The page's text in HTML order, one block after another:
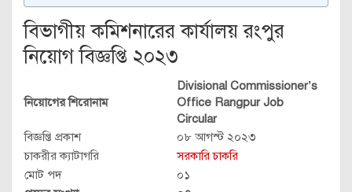
বিভাগীয় কমিশনারের কার্যালয় রংপুর
নিয়োগ বিজ্ঞপ্তি ২০২৩
নিয়োগের শিরোনাম
Divisional Commissioner’s
Office Rangpur Job
Circular
বিজ্ঞপ্তি প্রকাশ
০৮ আগস্ট ২০২৩
চাকরীর ক্যাটাগরি
সরকারি চাকরি
মোট পদ
০১